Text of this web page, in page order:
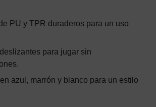
PU y TPR duraderos para un uso
para jugar sin
azul, marrón y blanco para un estilo